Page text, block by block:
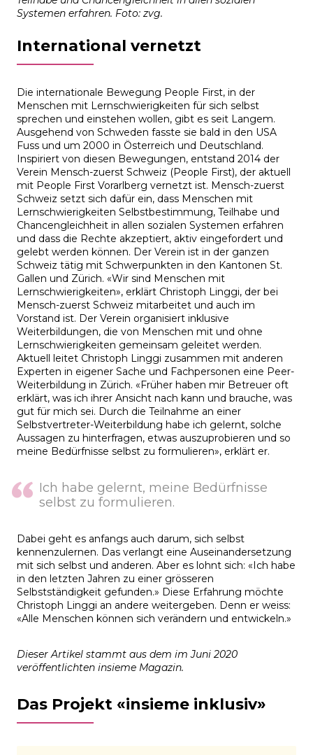
Systemen erfahren. Foto: zvg.
International vernetzt
Die internationale Bewegung People First, in der
Menschen mit Lernschwierigkeiten für sich selbst
sprechen und einstehen wollen, gibt es seit Langem.
Ausgehend von Schweden fasste sie bald in den USA
Fuss und um 2000 in Österreich und Deutschland.
Inspiriert von diesen Bewegungen, entstand 2014 der
Verein Mensch-zuerst Schweiz (People First), der aktuell
mit People First Vorarlberg vernetzt ist. Mensch-zuerst
Schweiz setzt sich dafür ein, dass Menschen mit
Lernschwierigkeiten Selbstbestimmung, Teilhabe und
Chancengleichheit in allen sozialen Systemen erfahren
und dass die Rechte akzeptiert, aktiv eingefordert und
gelebt werden können. Der Verein ist in der ganzen
Schweiz tätig mit Schwerpunkten in den Kantonen St.
Gallen und Zürich. «Wir sind Menschen mit
Lernschwierigkeiten», erklärt Christoph Linggi, der bei
Mensch-zuerst Schweiz mitarbeitet und auch im
Vorstand ist. Der Verein organisiert inklusive
Weiterbildungen, die von Menschen mit und ohne
Lernschwierigkeiten gemeinsam geleitet werden.
Aktuell leitet Christoph Linggi zusammen mit anderen
Experten in eigener Sache und Fachpersonen eine Peer-
Weiterbildung in Zürich. «Früher haben mir Betreuer oft
erklärt, was ich ihrer Ansicht nach kann und brauche, was
gut für mich sei. Durch die Teilnahme an einer
Selbstvertreter-Weiterbildung habe ich gelernt, solche
Aussagen zu hinterfragen, etwas auszuprobieren und so
meine Bedürfnisse selbst zu formulieren», erklärt er.
Ich habe gelernt, meine Bedürfnisse
selbst zu formulieren.
Dabei geht es anfangs auch darum, sich selbst
kennenzulernen. Das verlangt eine Auseinandersetzung
mit sich selbst und anderen. Aber es lohnt sich: «Ich habe
in den letzten Jahren zu einer grösseren
Selbstständigkeit gefunden.» Diese Erfahrung möchte
Christoph Linggi an andere weitergeben. Denn er weiss:
«Alle Menschen können sich verändern und entwickeln.»
Dieser Artikel stammt aus dem im Juni 2020
veröffentlichten insieme Magazin.
Das Projekt «insieme inklusiv»